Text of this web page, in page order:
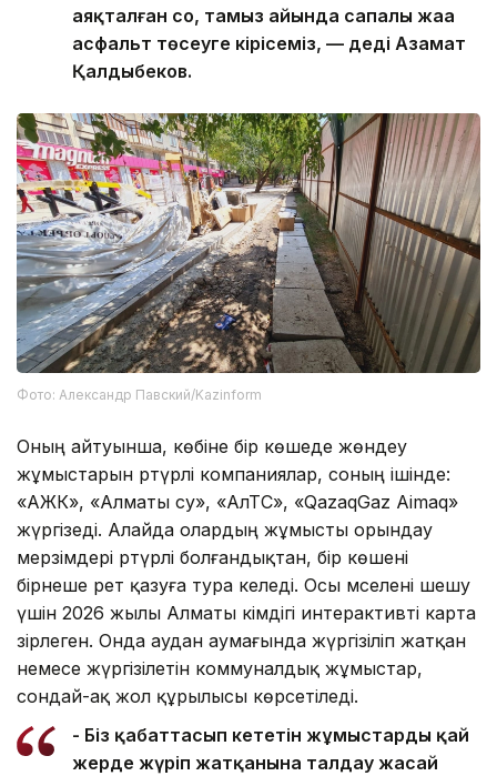
аяқталған соң, тамыз айында сапалы жаңа
асфальт төсеуге кірісеміз, — деді Азамат
Қалдыбеков.
Фото: Александр Павский/Kazinform
Оның айтуынша, көбіне бір көшеде жөндеу
жұмыстарын әртүрлі компаниялар, соның ішінде:
«АЖК», «Алматы су», «АлТС», «QazaqGaz Aimaq»
жүргізеді. Алайда олардың жұмысты орындау
мерзімдері әртүрлі болғандықтан, бір көшені
бірнеше рет қазуға тура келеді. Осы мәселені шешу
үшін 2026 жылы Алматы әкімдігі интерактивті карта
әзірлеген. Онда аудан аумағында жүргізіліп жатқан
немесе жүргізілетін коммуналдық жұмыстар,
сондай-ақ жол құрылысы көрсетіледі.
- Біз қабаттасып кететін жұмыстардың қай
жерде жүріп жатқанына талдау жасай